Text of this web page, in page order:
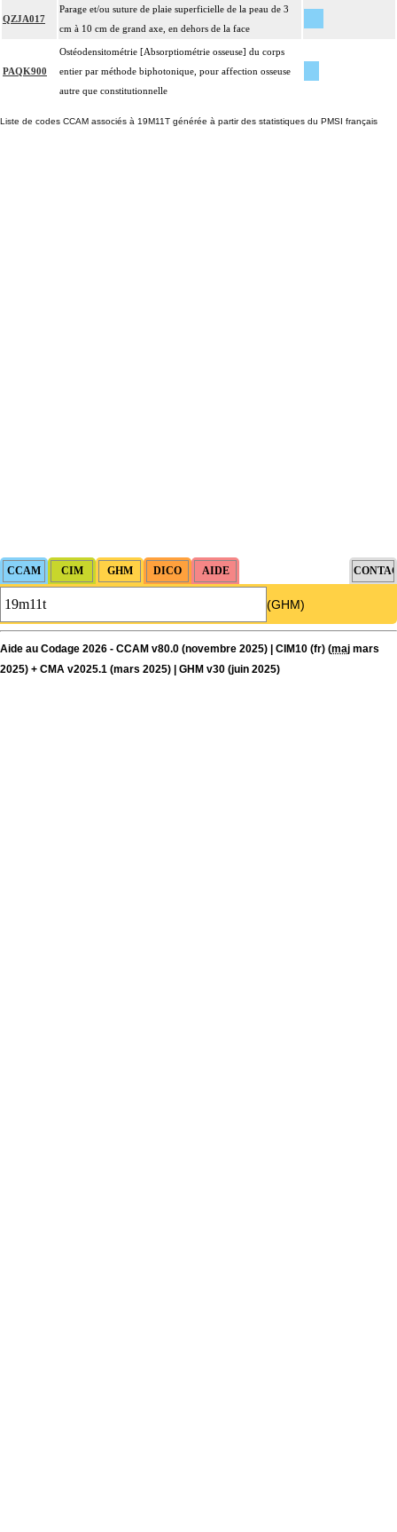
QZJA017
Parage et/ou suture de plaie superficielle de la peau de 3
cm à 10 cm de grand axe, en dehors de la face
PAQK900
Ostéodensitométrie [Absorptiométrie osseuse] du corps
entier par méthode biphotonique, pour affection osseuse
autre que constitutionnelle
Liste de codes CCAM associés à 19M11T générée à partir des statistiques du PMSI français
(GHM)
Aide au Codage 2026 - CCAM v80.0 (novembre 2025) | CIM10 (fr) (maj mars
2025) + CMA v2025.1 (mars 2025) | GHM v30 (juin 2025)